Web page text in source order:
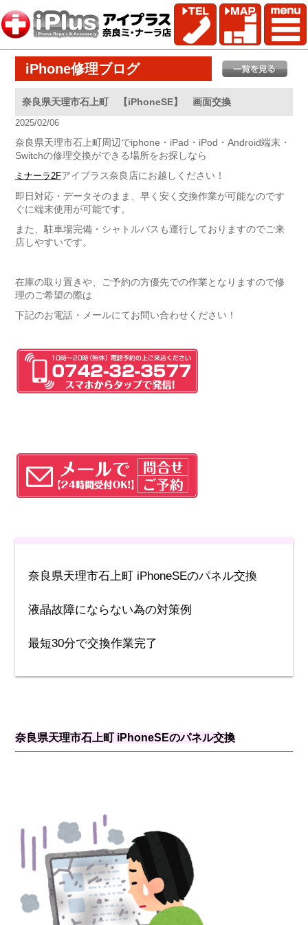
iPhone修理ブログ
奈良県天理市石上町 【iPhoneSE】 画面交換
2025/02/06
奈良県天理市石上町周辺でiphone・iPad・iPod・Android端末・
Switchの修理交換ができる場所をお探しなら
ミナーラ2Fアイプラス奈良店にお越しください！
即日対応・データそのまま、早く安く交換作業が可能なのです
ぐに端末使用が可能です。
また、駐車場完備・シャトルバスも運行しておりますのでご来
店しやすいです。
在庫の取り置きや、ご予約の方優先での作業となりますので修
理のご希望の際は
下記のお電話・メールにてお問い合わせください！
奈良県天理市石上町 iPhoneSEのパネル交換
液晶故障にならない為の対策例
最短30分で交換作業完了
奈良県天理市石上町 iPhoneSEのパネル交換